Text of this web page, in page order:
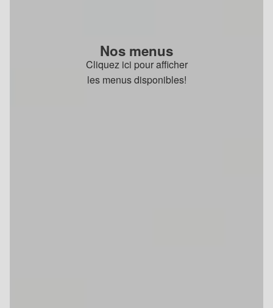
Nos menus
Cliquez ici pour afficher
les menus disponibles!